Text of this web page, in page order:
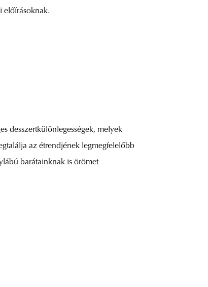
előírásoknak.
desszertkülönlegességek, melyek
az étrendjének legmegfelelőbb
barátainknak is örömet